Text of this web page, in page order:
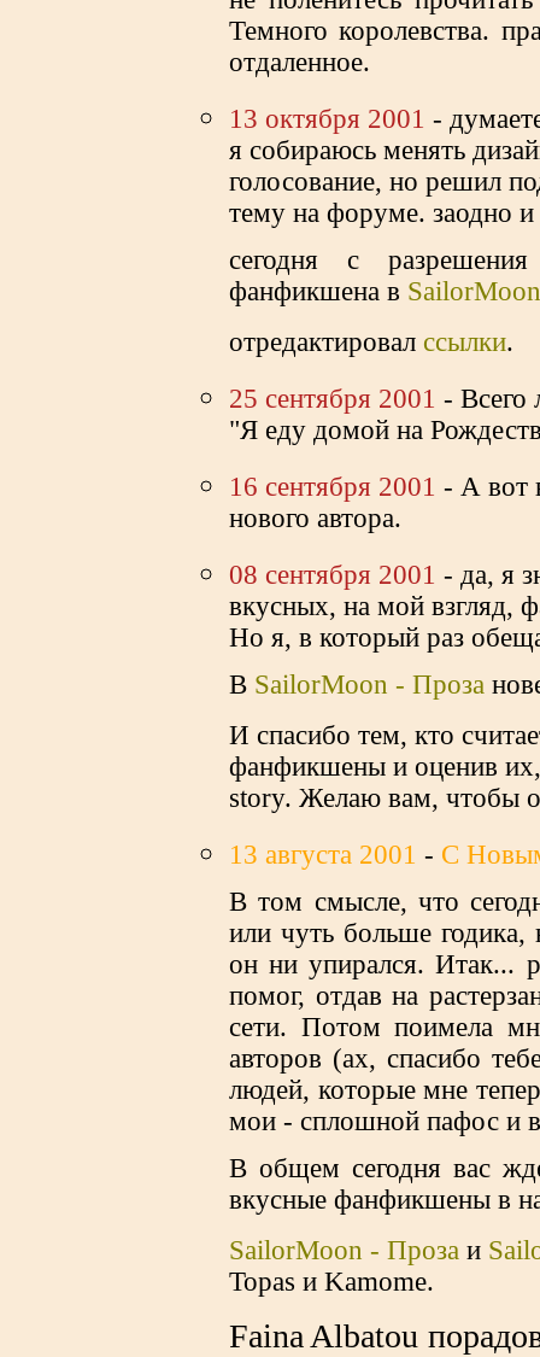
Темного королевства.
отдаленное.
13 октября 2001 -
я собираюсь менять
голосование, но решил
тему на форуме. заодно
cегодня с
фанфикшена в
отредактировал ссылки.
25 сентября 2001 -
"Я еду домой на
16 сентября 2001 - А вот
нового автора.
08 сентября 2001 - да, я
вкусных, на мой взгляд,
Но я, в который раз
В SailorMoon - Проза
И спасибо тем, кто
фанфикшены и оценив
story. Желаю вам, чтобы
13 августа 2001 - С
В том смысле, что
или чуть больше
он ни упирался. Итак...
помог, отдав на
сети. Потом поимела
авторов (ах, спасибо
людей, которые мне
мои - сплошной пафос и
В общем сегодня вас
вкусные фанфикшены в
SailorMoon - Проза и
Тораs и Kamome.
Faina Albatou